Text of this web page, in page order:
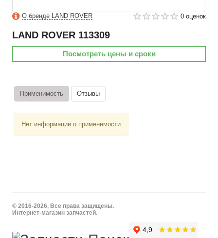
О бренде LAND ROVER 0 оценок
LAND ROVER 113309
Посмотреть цены и сроки
Применимость Отзывы
Нет информации о применимости
© 2016-2026, Все права защищены.
Интернет-магазин запчастей.